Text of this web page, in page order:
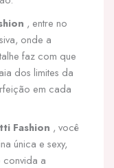
, entre no
onde a
faz com que
dos limites da
em cada
Fashion , você
única e sexy,
a